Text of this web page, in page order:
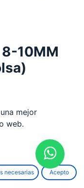
8-10MM
mejor
web.
necesarias Acepto